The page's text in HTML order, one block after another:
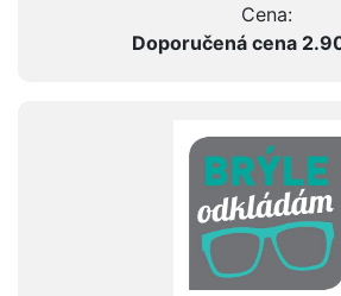
Cena:
Doporučená cena